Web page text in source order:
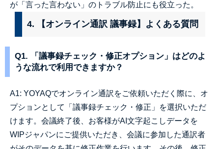
が「言った言わない」のトラブル防止にも役立った。
4. 【オンライン通訳 議事録】よくある質問
Q1. 「議事録チェック・修正オプション」はどのよ
うな流れで利用できますか？
A1: YOYAQでオンライン通訳をご依頼いただく際に、オ
プションとして「議事録チェック・修正」を選択いただ
けます。会議終了後、お客様がAI文字起こしデータを
WIPジャパンにご提供いただき、会議に参加した通訳者